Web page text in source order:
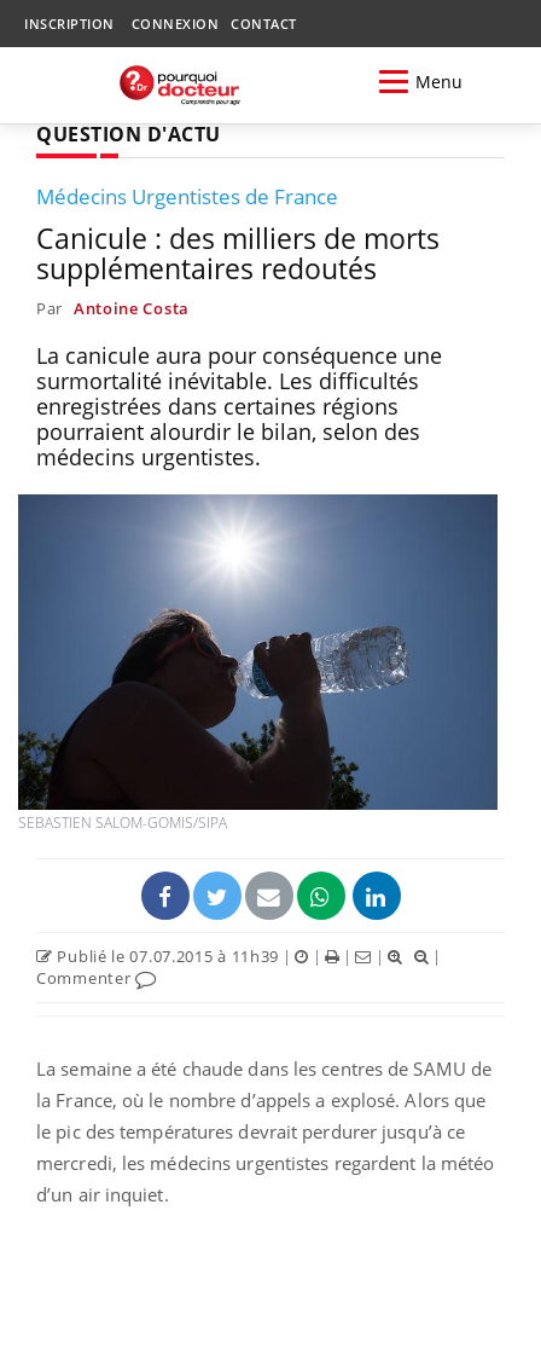
INSCRIPTION CONNEXION CONTACT
Menu
QUESTION D'ACTU
Médecins Urgentistes de France
Canicule : des milliers de morts
supplémentaires redoutés
Par Antoine Costa
La canicule aura pour conséquence une
surmortalité inévitable. Les difficultés
enregistrées dans certaines régions
pourraient alourdir le bilan, selon des
médecins urgentistes.
SEBASTIEN SALOM-GOMIS/SIPA
Publié le 07.07.2015 à 11h39 | | | |
|
Commenter
La semaine a été chaude dans les centres de SAMU de
la France, où le nombre d’appels a explosé. Alors que
le pic des températures devrait perdurer jusqu’à ce
mercredi, les médecins urgentistes regardent la météo
d’un air inquiet.